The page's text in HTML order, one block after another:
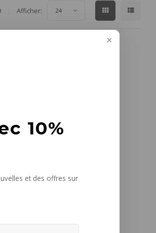
10%
et des offres sur
Afficher: 24